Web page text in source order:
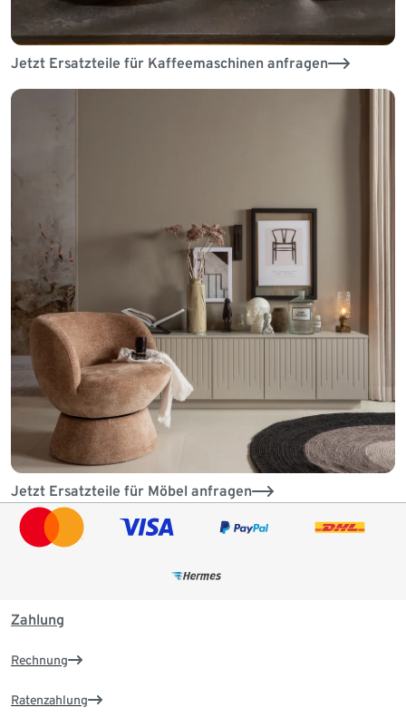
Jetzt Ersatzteile für Kaffeemaschinen anfragen
Jetzt Ersatzteile für Möbel anfragen
Zahlung
Rechnung
Ratenzahlung